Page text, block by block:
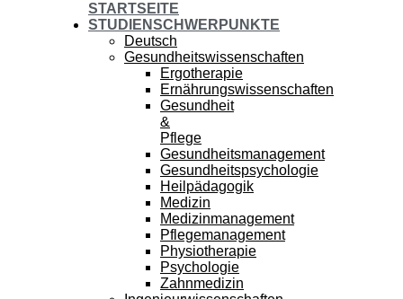
STARTSEITE
STUDIENSCHWERPUNKTE
Deutsch
Gesundheitswissenschaften
Ergotherapie
Ernährungswissenschaften
Gesundheit
&
Pflege
Gesundheitsmanagement
Gesundheitspsychologie
Heilpädagogik
Medizin
Medizinmanagement
Pflegemanagement
Physiotherapie
Psychologie
Zahnmedizin